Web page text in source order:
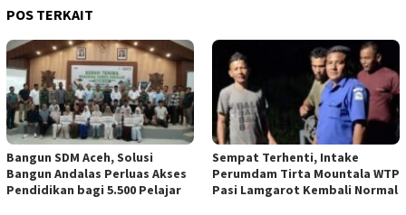
POS TERKAIT
Bangun SDM Aceh, Solusi
Bangun Andalas Perluas Akses
Pendidikan bagi 5.500 Pelajar
Sempat Terhenti, Intake
Perumdam Tirta Mountala WTP
Pasi Lamgarot Kembali Normal